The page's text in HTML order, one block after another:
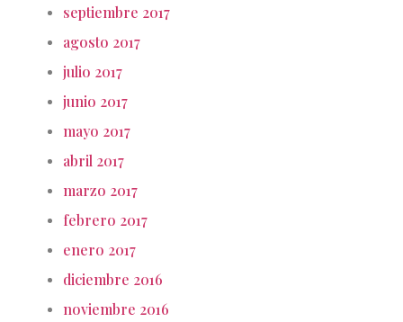
septiembre 2017
agosto 2017
julio 2017
junio 2017
mayo 2017
abril 2017
marzo 2017
febrero 2017
enero 2017
diciembre 2016
noviembre 2016